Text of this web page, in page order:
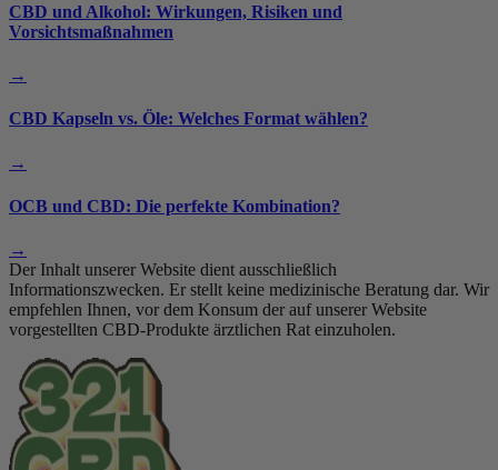
CBD und Alkohol: Wirkungen, Risiken und
Vorsichtsmaßnahmen
→
CBD Kapseln vs. Öle: Welches Format wählen?
→
OCB und CBD: Die perfekte Kombination?
→
Der Inhalt unserer Website dient ausschließlich
Informationszwecken. Er stellt keine medizinische Beratung dar. Wir
empfehlen Ihnen, vor dem Konsum der auf unserer Website
vorgestellten CBD-Produkte ärztlichen Rat einzuholen.